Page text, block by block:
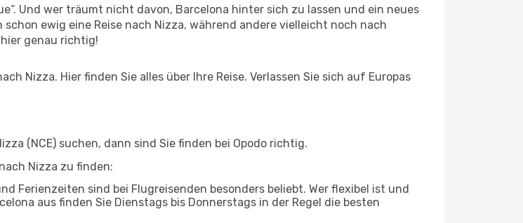
Und wer träumt nicht davon, Barcelona hinter sich zu lassen und ein neues
ewig eine Reise nach Nizza, während andere vielleicht noch nach
genau richtig!
Nizza. Hier finden Sie alles über Ihre Reise. Verlassen Sie sich auf Europas
(NCE) suchen, dann sind Sie finden bei Opodo richtig.
Nizza zu finden:
Ferienzeiten sind bei Flugreisenden besonders beliebt. Wer flexibel ist und
aus finden Sie Dienstags bis Donnerstags in der Regel die besten